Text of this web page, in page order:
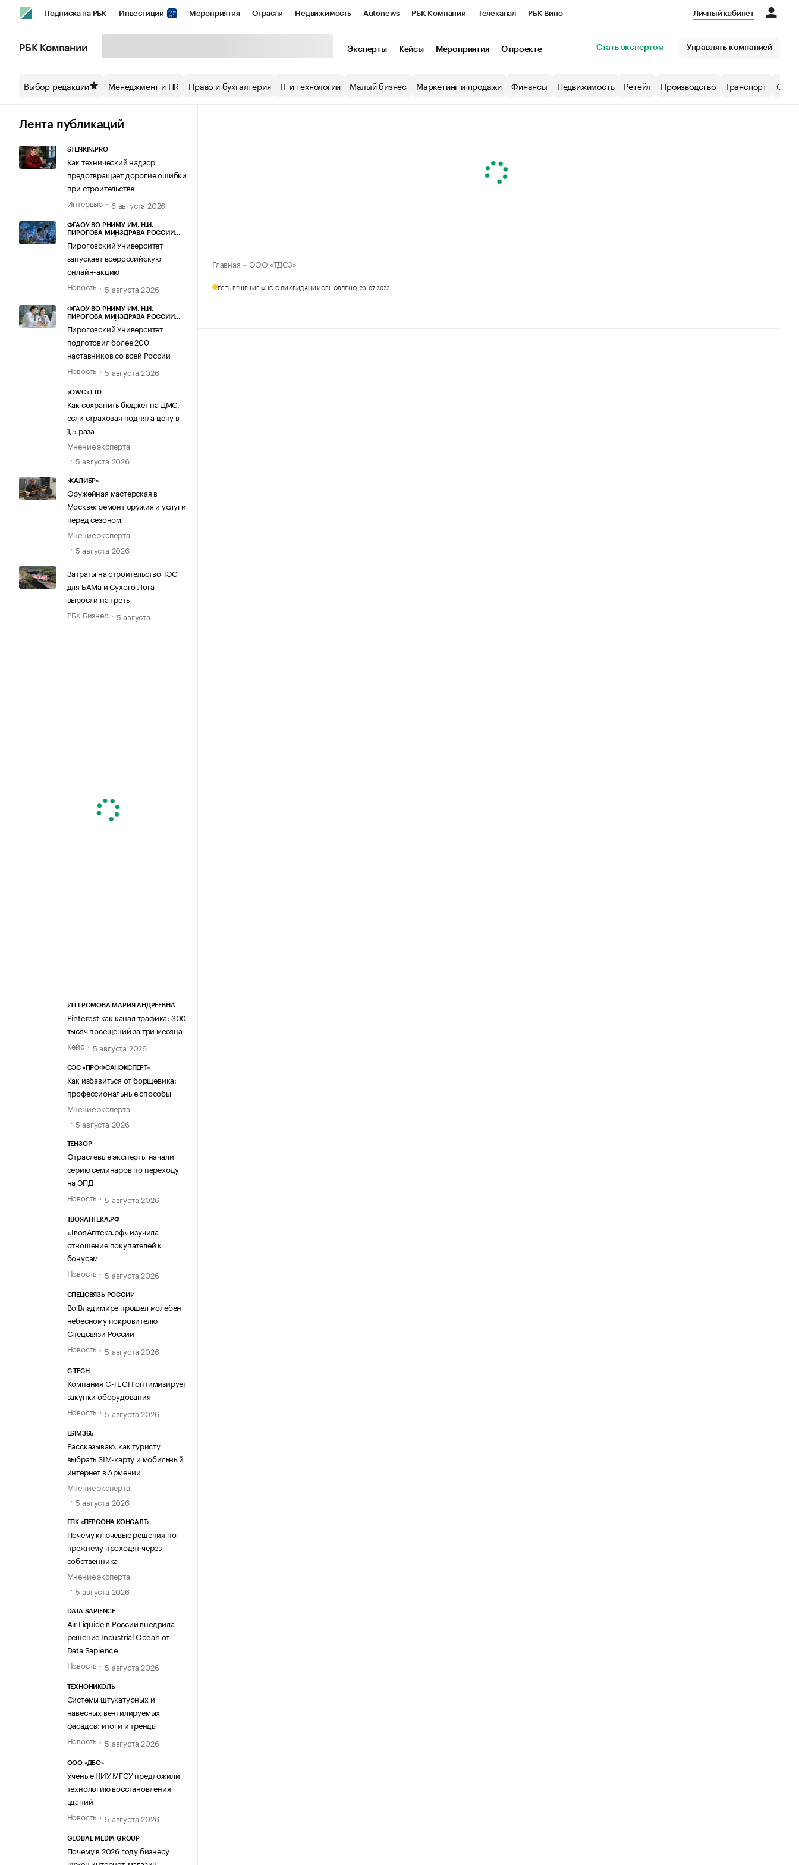
Подписка на РБК Инвестиции Мероприятия Отрасли Недвижимость Autonews РБК Компании Телеканал РБК Вино
Спецпроекты СПб Конференции СПб Спецпроекты Экономика Бизнес
Технологии и медиа
Личный кабинет
РБК Компании Эксперты Кейсы Мероприятия О проекте Стать экспертом Управлять компанией
Выбор редакции Менеджмент и HR Право и бухгалтерия IT и технологии Малый бизнес Маркетинг и продажи Финансы Недвижимость Ретейл Производство Транспорт
Лента публикаций
STENKIN.PRO
Как технический надзор
предотвращает дорогие ошибки
при строительстве
Интервью
6 августа 2026
ФГАОУ ВО РНИМУ ИМ. Н.И.
ПИРОГОВА МИНЗДРАВА РОССИИ
Пироговский Университет
запускает всероссийскую
онлайн-акцию
Новость
5 августа 2026
ФГАОУ ВО РНИМУ ИМ. Н.И.
ПИРОГОВА МИНЗДРАВА РОССИИ
Пироговский Университет
подготовил более 200
наставников со всей России
Новость
5 августа 2026
«OWC» LTD
Как сохранить бюджет на ДМС,
если страховая подняла цену в
1,5 раза
Мнение эксперта
5 августа 2026
«КАЛИБР»
Оружейная мастерская в
Москве: ремонт оружия и услуги
перед сезоном
Мнение эксперта
5 августа 2026
Затраты на строительство ТЭС
для БАМа и Сухого Лога
выросли на треть
РБК Бизнес
5 августа
ИП ГРОМОВА МАРИЯ АНДРЕЕВНА
Pinterest как канал трафика: 300
тысяч посещений за три месяца
Кейс
5 августа 2026
СЭС «ПРОФСАНЭКСПЕРТ»
Как избавиться от борщевика:
профессиональные способы
Мнение эксперта
5 августа 2026
ТЕНЗОР
Отраслевые эксперты начали
серию семинаров по переходу
на ЭПД
Новость
5 августа 2026
ТВОЯАПТЕКА.РФ
«ТвояАптека.рф» изучила
отношение покупателей к
бонусам
Новость
5 августа 2026
СПЕЦСВЯЗЬ РОССИИ
Во Владимире прошел молебен
небесному покровителю
Спецсвязи России
Новость
5 августа 2026
C-TECH
Компания C-TECH оптимизирует
закупки оборудования
Новость
5 августа 2026
ESIM365
Рассказываю, как туристу
выбрать SIM-карту и мобильный
интернет в Армении
Мнение эксперта
5 августа 2026
ГПК «ПЕРСОНА КОНСАЛТ»
Почему ключевые решения по-
прежнему проходят через
собственника
Мнение эксперта
5 августа 2026
DATA SAPIENCE
Air Liquide в России внедрила
решение Industrial Ocean от
Data Sapience
Новость
5 августа 2026
ТЕХНОНИКОЛЬ
Системы штукатурных и
навесных вентилируемых
фасадов: итоги и тренды
Новость
5 августа 2026
ООО «ДБО»
Ученые НИУ МГСУ предложили
технологию восстановления
зданий
Новость
5 августа 2026
GLOBAL MEDIA GROUP
Почему в 2026 году бизнесу
Главная ООО «ТДСЗ»
ЕСТЬ РЕШЕНИЕ ФНС О ЛИКВИДАЦИИОБНОВЛЕНО, 23.07.2023